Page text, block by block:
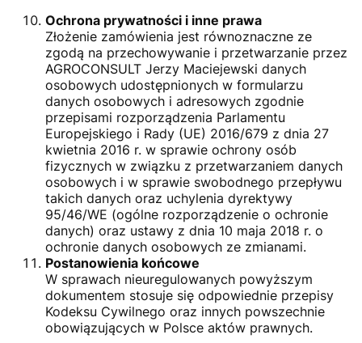
Ochrona prywatności i inne prawa
Złożenie zamówienia jest równoznaczne ze
zgodą na przechowywanie i przetwarzanie przez
AGROCONSULT Jerzy Maciejewski danych
osobowych udostępnionych w formularzu
danych osobowych i adresowych zgodnie
przepisami rozporządzenia Parlamentu
Europejskiego i Rady (UE) 2016/679 z dnia 27
kwietnia 2016 r. w sprawie ochrony osób
fizycznych w związku z przetwarzaniem danych
osobowych i w sprawie swobodnego przepływu
takich danych oraz uchylenia dyrektywy
95/46/WE (ogólne rozporządzenie o ochronie
danych) oraz ustawy z dnia 10 maja 2018 r. o
ochronie danych osobowych ze zmianami.
Postanowienia końcowe
W sprawach nieuregulowanych powyższym
dokumentem stosuje się odpowiednie przepisy
Kodeksu Cywilnego oraz innych powszechnie
obowiązujących w Polsce aktów prawnych.